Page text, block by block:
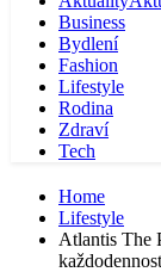
Business
Bydlení
Fashion
Lifestyle
Rodina
Zdraví
Tech
Home
Lifestyle
Atlantis The